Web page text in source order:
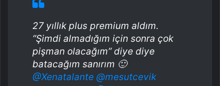
27 yıllık plus premium aldım.
“Şimdi almadığım için sonra çok
pişman olacağım” diye diye
batacağım sanırım 🙂
@Xenatalante @mesutcevik